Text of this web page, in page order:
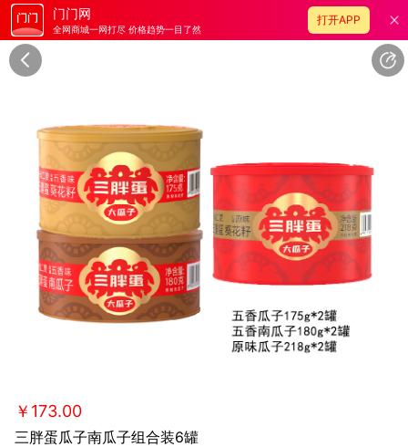
门门网
全网商城一网打尽 价格趋势一目了然
打开APP
￥173.00
三胖蛋瓜子南瓜子组合装6罐